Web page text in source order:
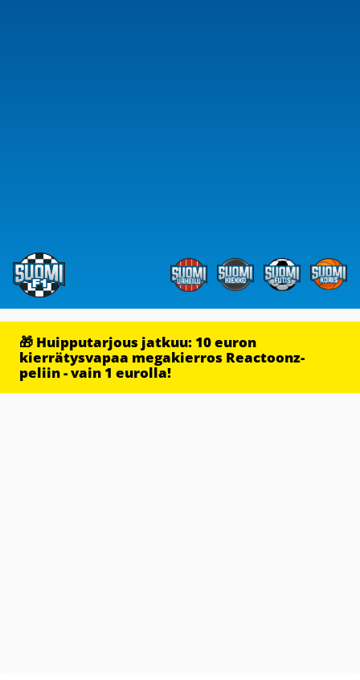
🎁 Huipputarjous jatkuu: 10 euron
kierrätysvapaa megakierros Reactoonz-
peliin - vain 1 eurolla!